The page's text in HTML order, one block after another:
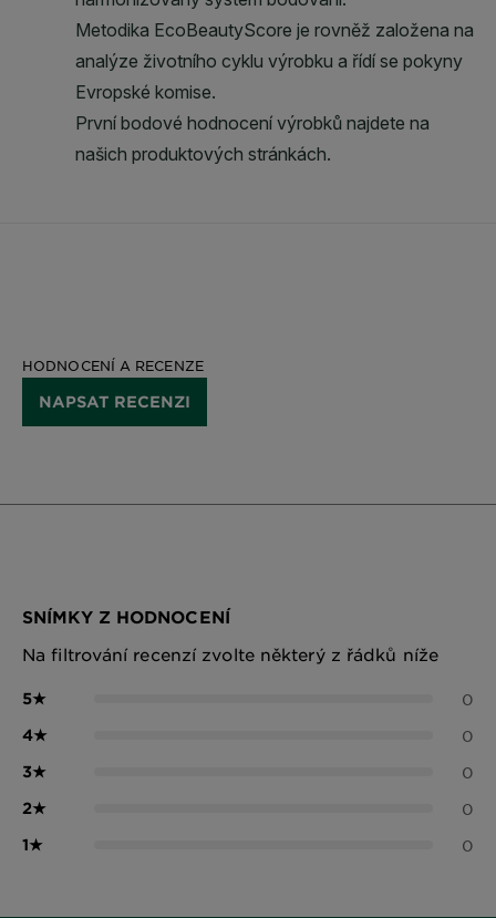
HODNOCENÍ A RECENZE
NAPSAT RECENZI
SNÍMKY Z HODNOCENÍ
Na filtrování recenzí zvolte některý z řádků níže
5★ 0
4★ 0
3★ 0
2★ 0
1★ 0